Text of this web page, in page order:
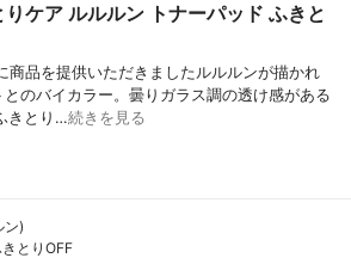
ケア ルルルン トナーパッド ふきと
商品を提供いただきましたルルルンが描かれ
のバイカラー。曇りガラス調の透け感がある
きとり…続きを見る
ン)
とりOFF